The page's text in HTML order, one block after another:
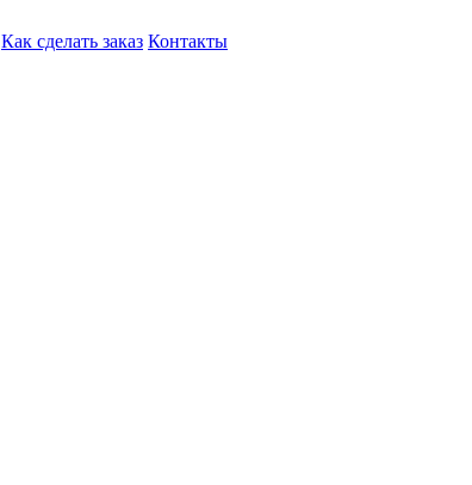
Как сделать заказ Контакты